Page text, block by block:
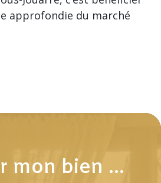
approfondie du marché
mon bien ...